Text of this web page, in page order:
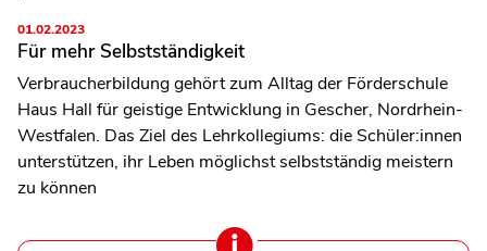
01.02.2023
Für mehr Selbstständigkeit
Verbraucherbildung gehört zum Alltag der Förderschule
Haus Hall für geistige Entwicklung in Gescher, Nordrhein-
Westfalen. Das Ziel des Lehrkollegiums: die Schüler:innen
unterstützen, ihr Leben möglichst selbstständig meistern
zu können